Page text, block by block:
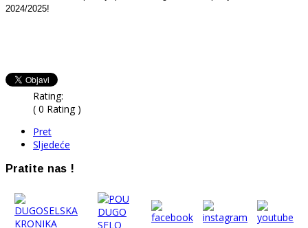
2024/2025!
Rating:
( 0 Rating )
Pret
Sljedeće
Pratite nas !